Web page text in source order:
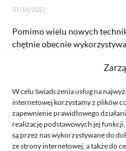
W celu świadczenia usług na
internetowej korzystamy z plików
zapewnienie prawidłowego
realizację podstawowych jej
są przez nas wykorzystywane do
ze strony internetowej, a także do
07/10/2022
Pomimo wielu nowych
chętnie obecnie
READ MORE